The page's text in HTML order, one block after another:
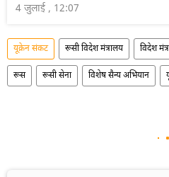
4 जुलाई , 12:07
यूक्रेन संकट रूसी विदेश मंत्रालय विदेश
रूस रूसी सेना विशेष सैन्य अभियान